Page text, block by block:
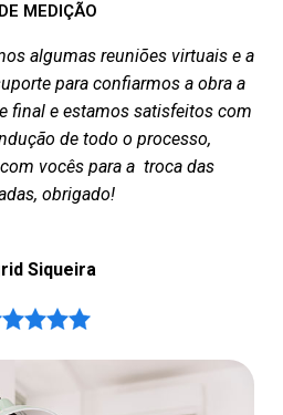
MEDIÇÃO
algumas reuniões virtuais e a
para confiarmos a obra a
final e estamos satisfeitos com
de todo o processo,
vocês para a troca das
obrigado!
Siqueira